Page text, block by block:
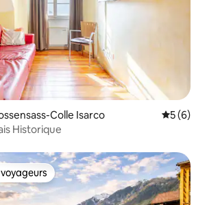
Colle Isarco
5 (6)
Historique
les plus appréciés